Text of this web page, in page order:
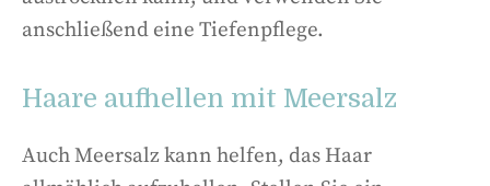
anschließend eine Tiefenpflege.
Haare aufhellen mit Meersalz
Auch Meersalz kann helfen, das Haar